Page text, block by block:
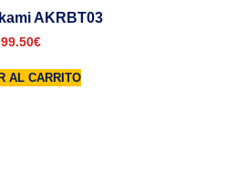
AKRBT03
99.50€
AL CARRITO